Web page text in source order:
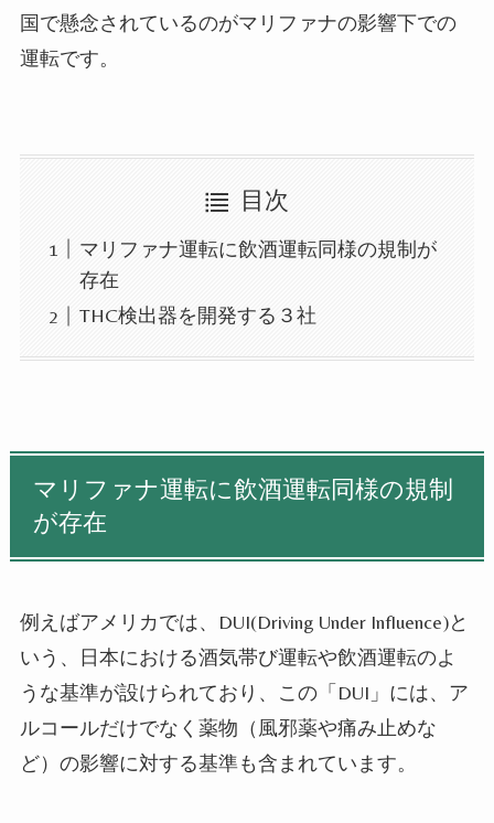
国で懸念されているのがマリファナの影響下での
運転です。
目次
マリファナ運転に飲酒運転同様の規制が
存在
THC検出器を開発する３社
マリファナ運転に飲酒運転同様の規制
が存在
例えばアメリカでは、DUI(Driving Under Influence)と
いう、日本における酒気帯び運転や飲酒運転のよ
うな基準が設けられており、この「DUI」には、ア
ルコールだけでなく薬物（風邪薬や痛み止めな
ど）の影響に対する基準も含まれています。